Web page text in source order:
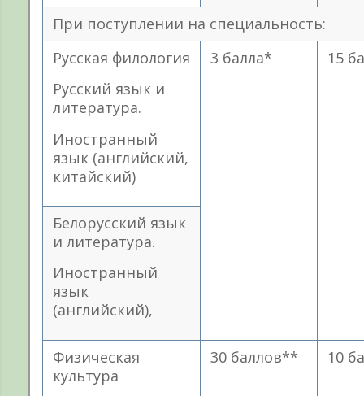
При поступлении на специальность:
Русская филология
Русский язык и
литература.
Иностранный
язык (английский,
китайский)
3 балла* 15
Белорусский язык
и литература.
Иностранный
язык
(английский),
Физическая
культура
30 баллов** 10